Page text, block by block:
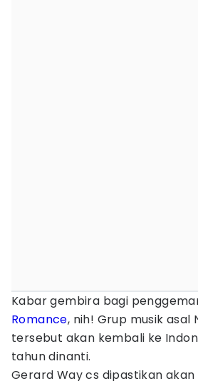
Kabar gembira bagi
Romance, nih! Grup musik asal
tersebut akan kembali ke
tahun dinanti.
Gerard Way cs dipastikan